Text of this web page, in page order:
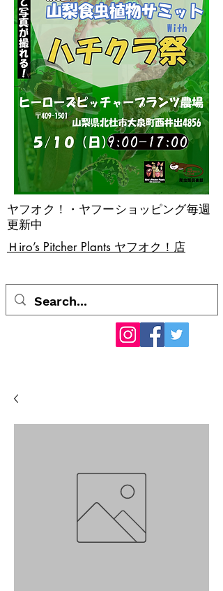
​Ｈiro’s Pitcher Plants ヤフオク！店
ヤフオク！・ヤフーショッピング毎週
更新中